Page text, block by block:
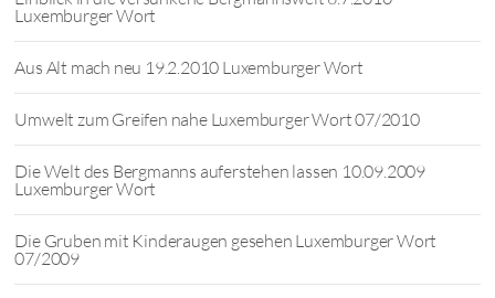
Luxemburger Wort
Aus Alt mach neu 19.2.2010 Luxemburger Wort
Umwelt zum Greifen nahe Luxemburger Wort 07/2010
Die Welt des Bergmanns auferstehen lassen 10.09.2009
Luxemburger Wort
Die Gruben mit Kinderaugen gesehen Luxemburger Wort
07/2009